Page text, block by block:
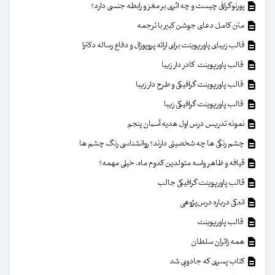
پورنوگرافی چیست و چه اثری بر مغز و رابطه جنسی دارد؟
متن کامل دعای جوشن کبیر با ترجمه
قالب زیبای پاورپوینت برای ارائه پروپوزال و دفاع رساله دکترا
قالب پاورپوینت کادر دار زیبا
قالب پاورپوینت گرافیکی و طرح دار زیبا
قالب پاورپوینت گرافیکی زیبا
نمونه تدریس درس اول هدیه آسمان پنجم
چشم رنگی ها چه شخصیتی دارند؟ روانشناسی رنگ چشم ها
قیافه و ظاهر واسه متولدین کدوم ماه، خیلی مهمه؟
قالب پاورپوینت گرافیکی جالب
اندکی درباره درس‌پژوهی
قالب پاورپوینت
همه زائران سلطان
کتاب پسری که جادویی شد